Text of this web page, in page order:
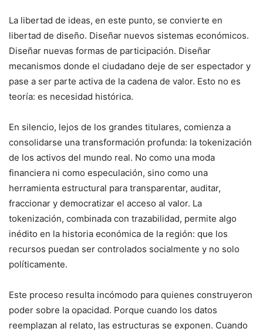
La libertad de ideas, en este punto, se convierte en
libertad de diseño. Diseñar nuevos sistemas económicos.
Diseñar nuevas formas de participación. Diseñar
mecanismos donde el ciudadano deje de ser espectador y
pase a ser parte activa de la cadena de valor. Esto no es
teoría: es necesidad histórica.
En silencio, lejos de los grandes titulares, comienza a
consolidarse una transformación profunda: la tokenización
de los activos del mundo real. No como una moda
financiera ni como especulación, sino como una
herramienta estructural para transparentar, auditar,
fraccionar y democratizar el acceso al valor. La
tokenización, combinada con trazabilidad, permite algo
inédito en la historia económica de la región: que los
recursos puedan ser controlados socialmente y no solo
políticamente.
Este proceso resulta incómodo para quienes construyeron
poder sobre la opacidad. Porque cuando los datos
reemplazan al relato, las estructuras se exponen. Cuando